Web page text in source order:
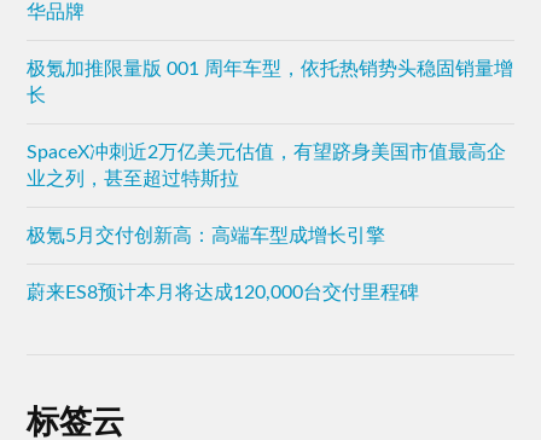
华品牌
极氪加推限量版 001 周年车型，依托热销势头稳固销量增
长
SpaceX冲刺近2万亿美元估值，有望跻身美国市值最高企
业之列，甚至超过特斯拉
极氪5月交付创新高：高端车型成增长引擎
蔚来ES8预计本月将达成120,000台交付里程碑
标签云